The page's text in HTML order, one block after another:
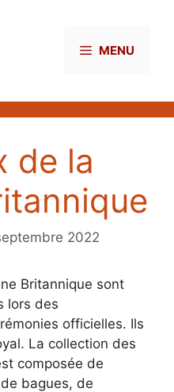
MENU
de la
2022
Britannique sont
lors des
officielles. Ils
La collection des
composée de
bagues, de